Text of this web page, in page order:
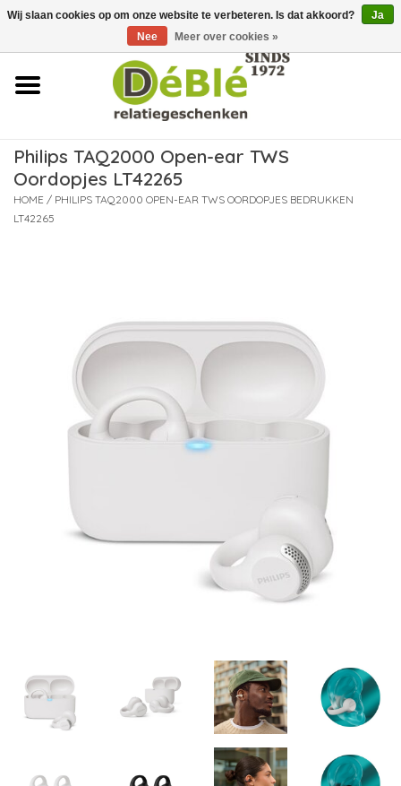
Over ons
Contact
Nieuws
Leveringsvoorwaarden
Philips TAQ2000 Open-ear TWS
Oordopjes LT42265
HOME / PHILIPS TAQ2000 OPEN-EAR TWS OORDOPJES BEDRUKKEN
LT42265
Wij slaan cookies op om onze website te verbeteren. Is dat akkoord?
Ja
Nee
Meer over cookies »